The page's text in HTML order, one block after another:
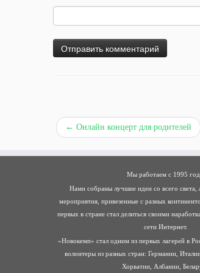
← Онлайн концерт для родителей
Мы работаем с 1995
Нами собраны лучшие идеи со всего света,
мероприятия, привезенные с разных
первых в стране стал делиться своими
сети Интернет.
«Новокемп» стал одним из первых лагерей в
волонтеры из разных стран: Германии,
Хорватии, Албании,